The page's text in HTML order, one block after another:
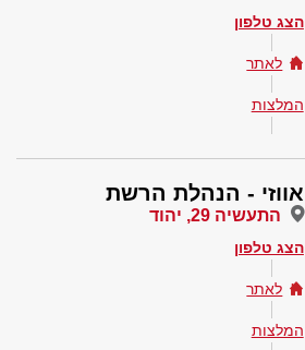
הצג טלפון
לאתר
המלצות
אווזי - הנהלת הרשת
התעשיה 29, יהוד
הצג טלפון
לאתר
המלצות